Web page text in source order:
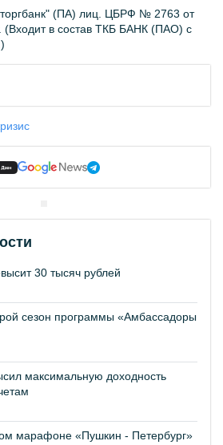
(ПА) лиц. ЦБРФ № 2763 от
(Входит в состав ТКБ БАНК (ПАО) с
30 тысяч рублей
сезон программы «Амбассадоры
максимальную доходность
марафоне «Пушкин - Петербург»